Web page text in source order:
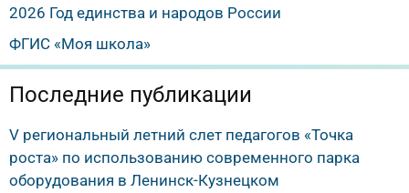
2026 Год единства и народов России
ФГИС «Моя школа»
Последние публикации
V региональный летний слет педагогов «Точка
роста» по использованию современного парка
оборудования в Ленинск-Кузнецком